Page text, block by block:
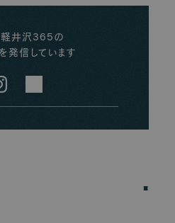
井沢365の
発信しています